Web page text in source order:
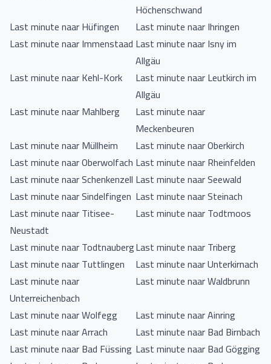
Höchenschwand
Last minute naar Hüfingen
Last minute naar Ihringen
Last minute naar Immenstaad Last minute naar Isny im
Allgäu
Last minute naar Kehl-Kork
Last minute naar Leutkirch im
Allgäu
Last minute naar Mahlberg
Last minute naar
Meckenbeuren
Last minute naar Müllheim
Last minute naar Oberkirch
Last minute naar Oberwolfach Last minute naar Rheinfelden
Last minute naar Schenkenzell Last minute naar Seewald
Last minute naar Sindelfingen Last minute naar Steinach
Last minute naar Titisee-
Neustadt
Last minute naar Todtmoos
Last minute naar TodtnaubergLast minute naar Triberg
Last minute naar Tuttlingen
Last minute naar Unterkirnach
Last minute naar
Unterreichenbach
Last minute naar Waldbrunn
Last minute naar Wolfegg
Last minute naar Ainring
Last minute naar Arrach
Last minute naar Bad Birnbach
Last minute naar Bad Füssing Last minute naar Bad Gögging